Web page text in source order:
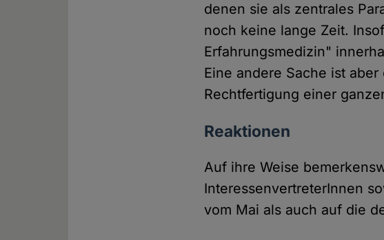
denen sie als zentrales
noch keine lange Zeit.
Erfahrungsmedizin"
Eine andere Sache ist
Rechtfertigung einer
Reaktionen
Auf ihre Weise
InteressenvertreterInnen
vom Mai als auch auf die